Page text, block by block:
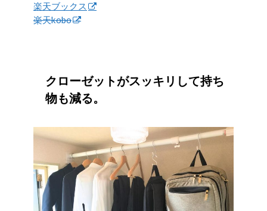
楽天ブックス
楽天kobo
クローゼットがスッキリして持ち
物も減る。